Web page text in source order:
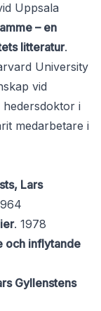
Uppsala
– en
litteratur.
University
vid
i
medarbetare i
Lars
. 1978
och inflytande
Gyllenstens